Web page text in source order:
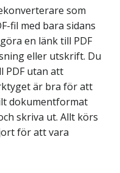
som
fil med bara sidans
en länk till PDF
eller utskrift. Du
PDF utan att
är bra för att
dokumentformat
skriva ut. Allt körs
för att vara